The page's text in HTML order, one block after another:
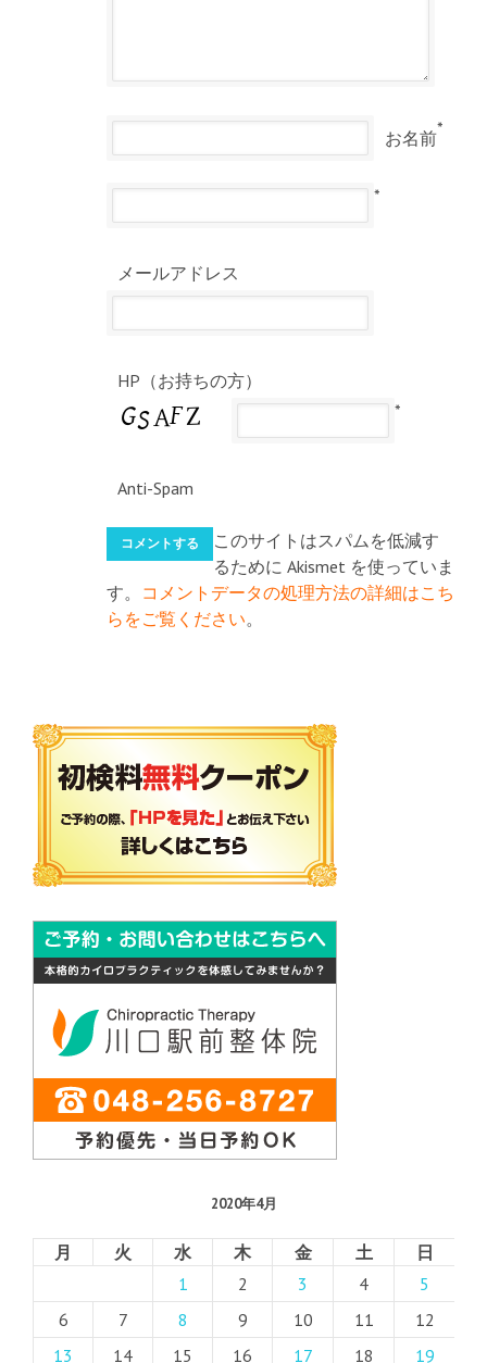
お名前*
メールアドレス
*
HP（お持ちの方）
Anti-Spam
*
このサイトはスパムを低減す
るために Akismet を使っていま
す。 コメントデータの処理方法の詳細はこち
らをご覧ください。
2020年4月
月 火 水 木 金 土 日
1 2 3 4
5
6
7 8 9 10 11
12
13
14 15 16 17 18
19